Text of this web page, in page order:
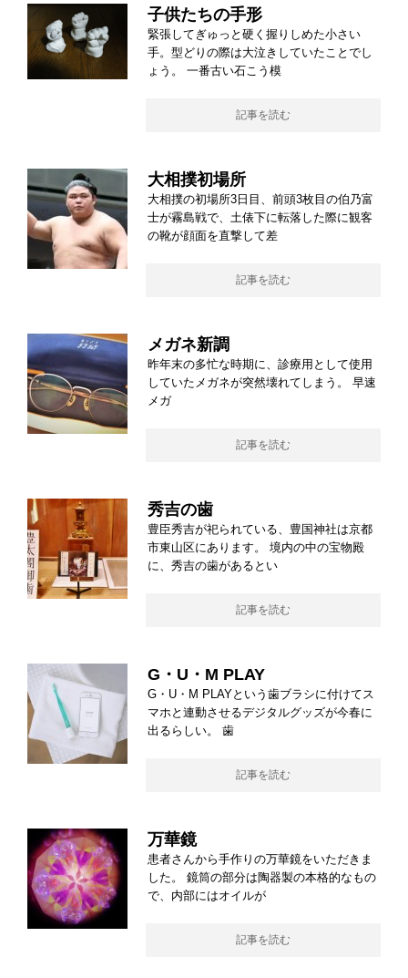
子供たちの手形
緊張してぎゅっと硬く握りしめた小さい
手。型どりの際は大泣きしていたことでし
ょう。 一番古い石こう模
記事を読む
大相撲初場所
大相撲の初場所3日目、前頭3枚目の伯乃富
士が霧島戦で、土俵下に転落した際に観客
の靴が顔面を直撃して差
記事を読む
メガネ新調
昨年末の多忙な時期に、診療用として使用
していたメガネが突然壊れてしまう。 早速
メガ
記事を読む
秀吉の歯
豊臣秀吉が祀られている、豊国神社は京都
市東山区にあります。 境内の中の宝物殿
に、秀吉の歯があるとい
記事を読む
G・U・M PLAY
G・U・M PLAYという歯ブラシに付けてス
マホと連動させるデジタルグッズが今春に
出るらしい。 歯
記事を読む
万華鏡
患者さんから手作りの万華鏡をいただきま
した。 鏡筒の部分は陶器製の本格的なもの
で、内部にはオイルが
記事を読む